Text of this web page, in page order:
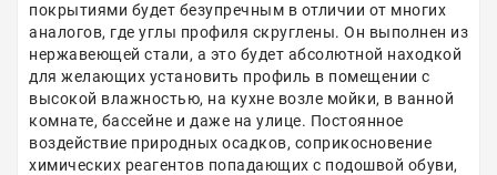
покрытиями будет безупречным в отличии от многих
аналогов, где углы профиля скруглены. Он выполнен из
нержавеющей стали, а это будет абсолютной находкой
для желающих установить профиль в помещении с
высокой влажностью, на кухне возле мойки, в ванной
комнате, бассейне и даже на улице. Постоянное
воздействие природных осадков, соприкосновение
химических реагентов попадающих с подошвой обуви,